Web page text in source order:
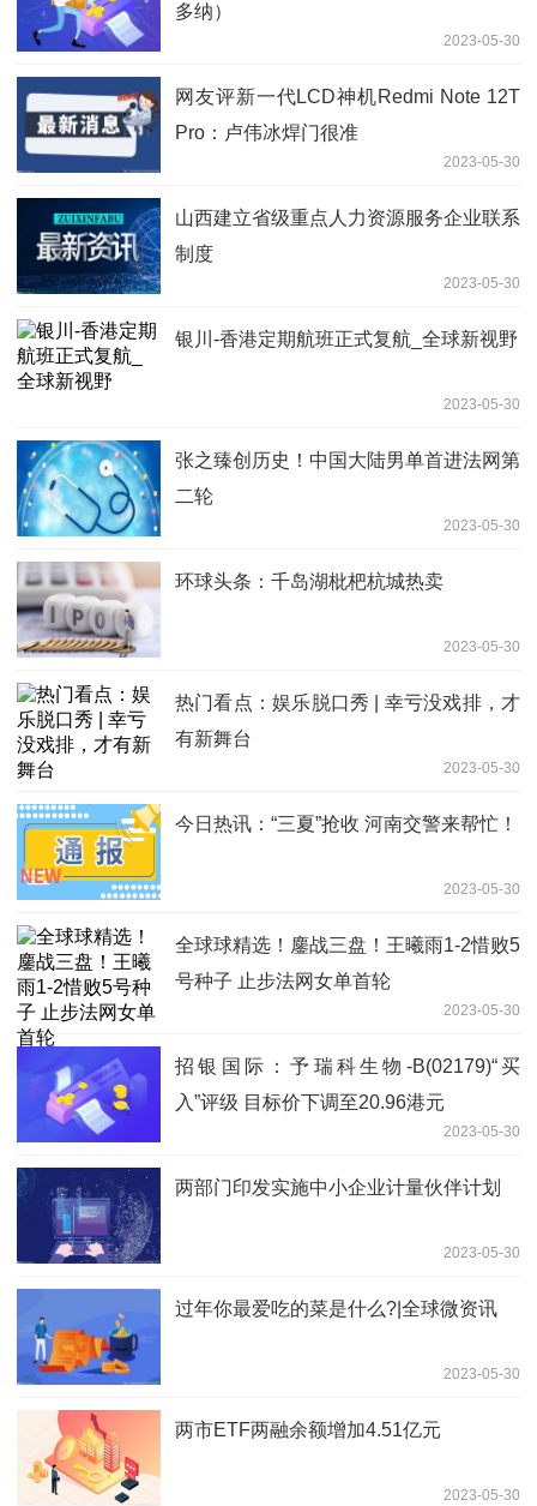
多纳）
2023-05-30
网友评新一代LCD神机Redmi Note 12T
Pro：卢伟冰焊门很准
2023-05-30
山西建立省级重点人力资源服务企业联系
制度
2023-05-30
银川-香港定期航班正式复航_全球新视野
2023-05-30
张之臻创历史！中国大陆男单首进法网第
二轮
2023-05-30
环球头条：千岛湖枇杷杭城热卖
2023-05-30
热门看点：娱乐脱口秀 | 幸亏没戏排，才
有新舞台
2023-05-30
今日热讯：“三夏”抢收 河南交警来帮忙！
2023-05-30
全球球精选！鏖战三盘！王曦雨1-2惜败5
号种子 止步法网女单首轮
2023-05-30
招银国际：予瑞科生物-B(02179)“买
入”评级 目标价下调至20.96港元
2023-05-30
两部门印发实施中小企业计量伙伴计划
2023-05-30
过年你最爱吃的菜是什么?|全球微资讯
2023-05-30
两市ETF两融余额增加4.51亿元
2023-05-30